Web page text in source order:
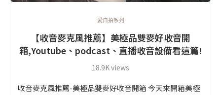
愛自拍系列
【收音麥克風推薦】美極品雙麥好收音開
箱,Youtube、podcast、直播收音設備看這篇!
18.9K views
收音麥克風推薦-美極品雙麥好收音開箱 今天來開箱美極